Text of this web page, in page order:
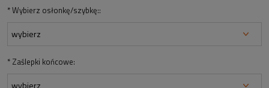
*Wybierz osłonkę/szybkę::
* Zaślepki końcowe: